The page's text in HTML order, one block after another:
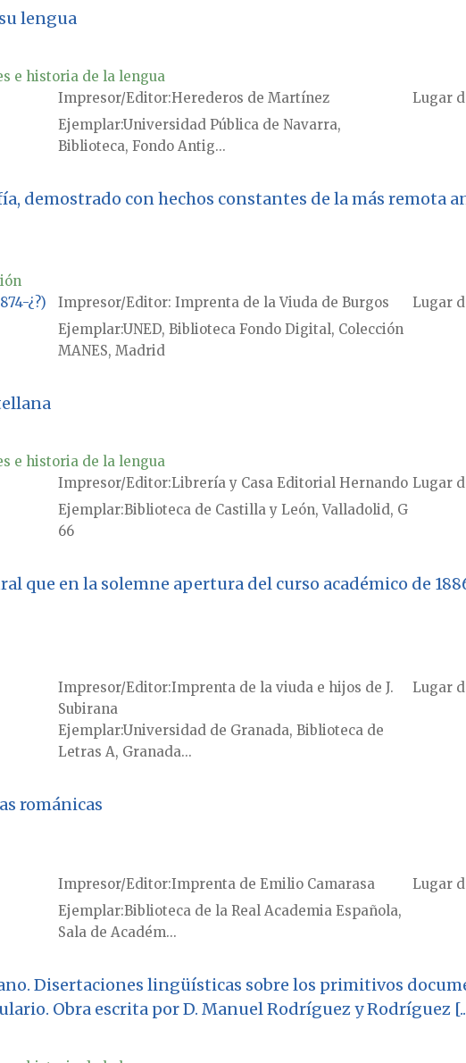
lengua
e historia de la lengua
Impresor/Editor Herederos de Martínez
Lugar
EjemplarUniversidad Pública de Navarra,
Biblioteca, Fondo Antig...
demostrado con hechos constantes de la más remota
¿?) Impresor/Editor Imprenta de la Viuda de Burgos
Lugar
EjemplarUNED, Biblioteca Fondo Digital, Colección
MANES, Madrid
e historia de la lengua
Impresor/Editor Librería y Casa Editorial Hernando Lugar
Ejemplar Biblioteca de Castilla y León, Valladolid, G
66
que en la solemne apertura del curso académico de
Impresor/Editor Imprenta de la viuda e hijos de J.
Subirana
Lugar
EjemplarUniversidad de Granada, Biblioteca de
Letras A, Granada...
románicas
Impresor/Editor Imprenta de Emilio Camarasa
Lugar
Ejemplar Biblioteca de la Real Academia Española,
Sala de Académ...
Disertaciones lingüísticas sobre los primitivos
Obra escrita por D. Manuel Rodríguez y Rodríguez